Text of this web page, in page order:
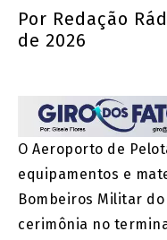
Por Redação
de 2026
O Aeroporto de
equipamentos e
Bombeiros Militar do
cerimônia no